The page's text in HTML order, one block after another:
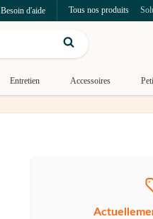
Besoin d'aide Tous nos produits
Entretien Accessoires